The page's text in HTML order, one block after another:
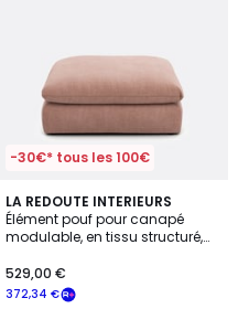
-30€* tous les 100€
LA REDOUTE INTERIEURS
Élément pouf pour canapé
modulable, en tissu structuré,
372,34 €
529,00 €
5
Couleurs